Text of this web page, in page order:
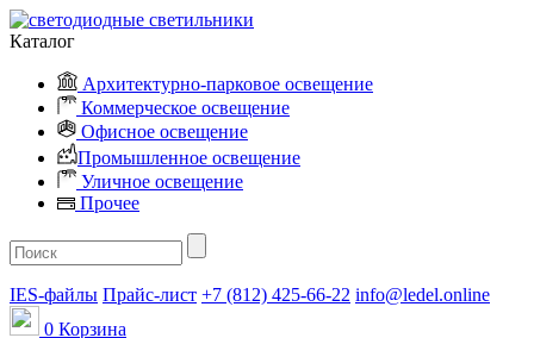
Каталог
Архитектурно-парковое освещение
Коммерческое освещение
Офисное освещение
Промышленное освещение
Уличное освещение
Прочее
IES-файлы Прайс-лист +7 (812) 425-66-22 info@ledel.online
0 Корзина